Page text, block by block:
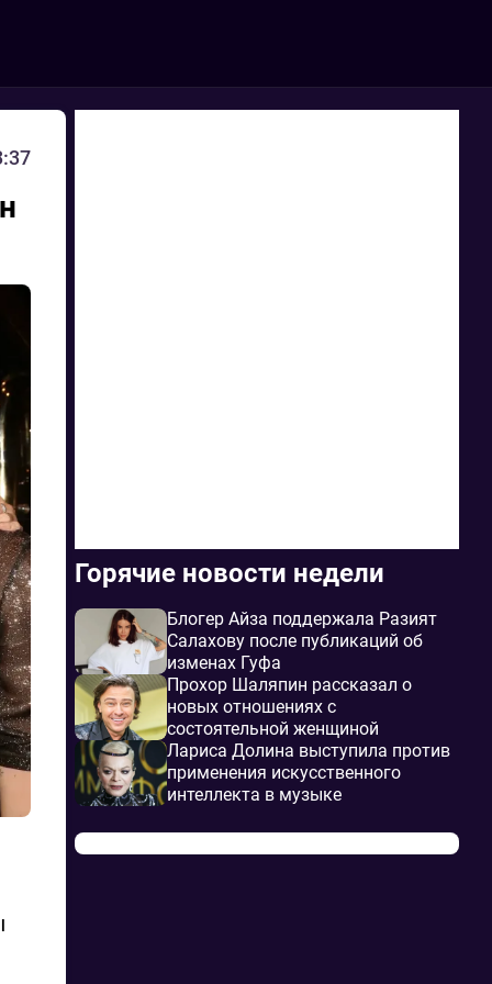
Горячие новости недели
Блогер Айза поддержала Разият
Салахову после публикаций об
изменах Гуфа
Прохор Шаляпин рассказал о
новых отношениях с
состоятельной женщиной
Лариса Долина выступила против
применения искусственного
интеллекта в музыке